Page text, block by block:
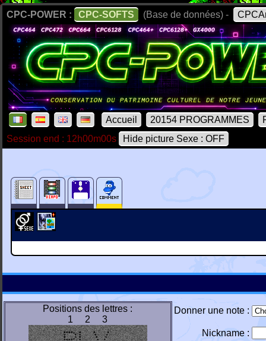
CPC-POWER : CPC-SOFTS (Base de données) -
Accueil 20154 PROGRAMMES
Session end : 12h00m00s
Hide picture Sexe : OFF
Positions des lettres :
1 2 3
Donner une note :
Nickname :